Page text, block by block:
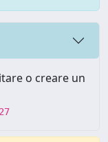
o creare un